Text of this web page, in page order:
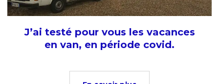
J’ai testé pour vous les vacances
en van, en période covid.